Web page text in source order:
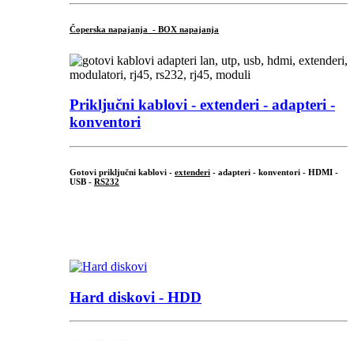
Čoperska napajanja - BOX napajanja
Priključni kablovi - extenderi - adapteri -
konventori
Gotovi priključni kablovi - extenderi - adapteri - konventori - HDMI -
USB - RS232
Hard diskovi - HDD